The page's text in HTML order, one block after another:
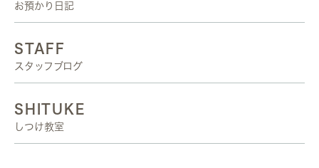
お預かり日記
STAFF
スタッフブログ
SHITUKE
しつけ教室